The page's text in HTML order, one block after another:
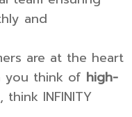
and
are at the heart
you think of high-
, think INFINITY